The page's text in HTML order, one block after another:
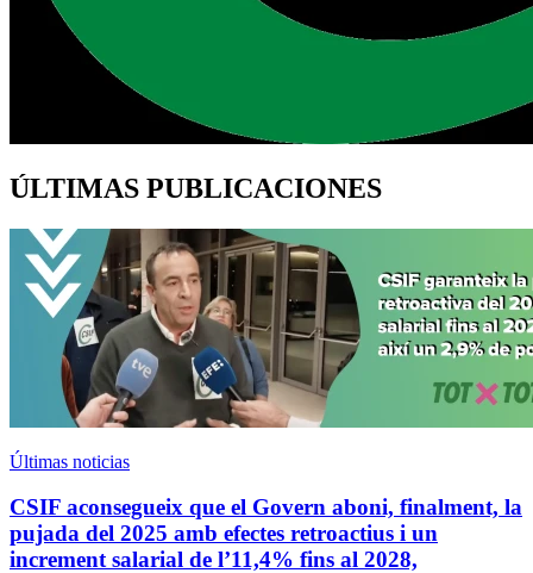
ÚLTIMAS PUBLICACIONES
Últimas noticias
CSIF aconsegueix que el Govern aboni, finalment, la
pujada del 2025 amb efectes retroactius i un
increment salarial de l’11,4% fins al 2028,